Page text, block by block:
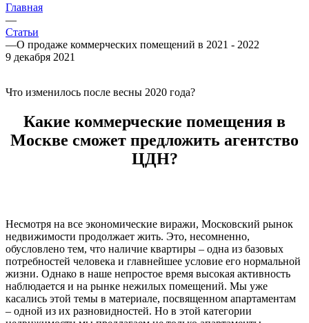
Главная
—
Статьи
—О продаже коммерческих помещений в 2021 - 2022
9 декабря 2021
Что изменилось после весны 2020 года?
Какие коммерческие помещения в
Москве сможет предложить агентство
ЦДН?
Несмотря на все экономические виражи, Московский рынок
недвижимости продолжает жить. Это, несомненно,
обусловлено тем, что наличие квартиры – одна из базовых
потребностей человека и главнейшее условие его нормальной
жизни. Однако в наше непростое время высокая активность
наблюдается и на рынке нежилых помещений. Мы уже
касались этой темы в материале, посвященном апартаментам
– одной из их разновидностей. Но в этой категории